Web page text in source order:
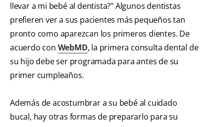
llevar a mi bebé al dentista?" Algunos dentistas
prefieren ver a sus pacientes más pequeños tan
pronto como aparezcan los primeros dientes. De
acuerdo con WebMD, la primera consulta dental de
su hijo debe ser programada para antes de su
primer cumpleaños.
Además de acostumbrar a su bebé al cuidado
bucal, hay otras formas de prepararlo para su